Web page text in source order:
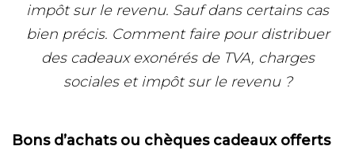
impôt sur le revenu. Sauf dans certains cas
bien précis. Comment faire pour distribuer
des cadeaux exonérés de TVA, charges
sociales et impôt sur le revenu ?
Bons d’achats ou chèques cadeaux offerts